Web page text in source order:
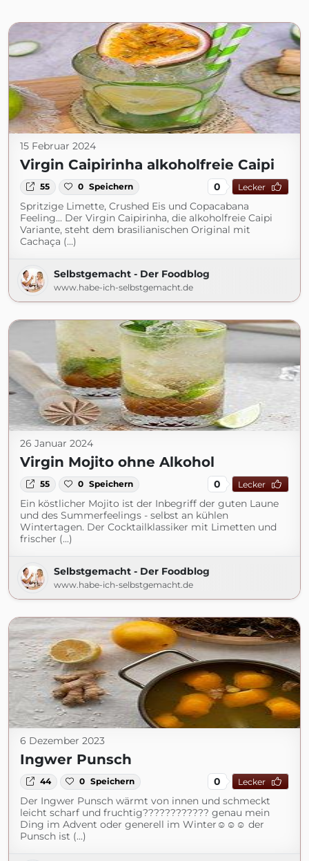
15 Februar 2024
Virgin Caipirinha alkoholfreie Caipi
55 0 Speichern 0 Lecker
Spritzige Limette, Crushed Eis und Copacabana
Feeling... Der Virgin Caipirinha, die alkoholfreie Caipi
Variante, steht dem brasilianischen Original mit
Cachaça (...)
Selbstgemacht - Der Foodblog
www.habe-ich-selbstgemacht.de
26 Januar 2024
Virgin Mojito ohne Alkohol
55 0 Speichern 0 Lecker
Ein köstlicher Mojito ist der Inbegriff der guten Laune
und des Summerfeelings - selbst an kühlen
Wintertagen. Der Cocktailklassiker mit Limetten und
frischer (...)
Selbstgemacht - Der Foodblog
www.habe-ich-selbstgemacht.de
6 Dezember 2023
Ingwer Punsch
44 0 Speichern 0 Lecker
Der Ingwer Punsch wärmt von innen und schmeckt
leicht scharf und fruchtig???????????? genau mein
Ding im Advent oder generell im Winter☺️☺️☺️ der
Punsch ist (...)